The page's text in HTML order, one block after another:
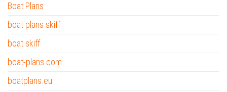
Boat Plans
boat plans skiff
boat skiff
boat-plans.com
boatplans.eu